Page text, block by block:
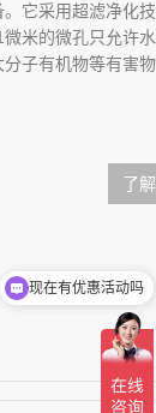
它采用超滤净化
米的微孔只允许
子有机物等有害
了
以介绍下你们的产品么